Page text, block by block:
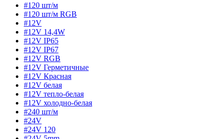
#120 шт/м
#120 шт/м RGB
#12V
#12V 14,4W
#12V IP65
#12V IP67
#12V RGB
#12V Герметичные
#12V Красная
#12V белая
#12V тепло-белая
#12V холодно-белая
#240 шт/м
#24V
#24V 120